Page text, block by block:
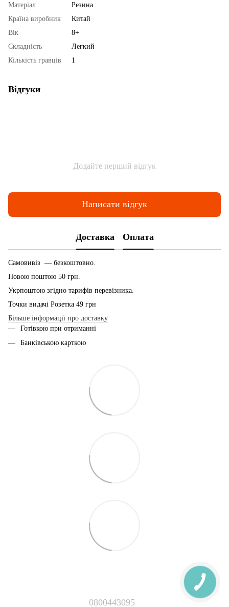
Матеріал
Резина
Країна виробник
Китай
Вік
8+
Складність
Легкий
Кількість гравців
1
Відгуки
Додайте перший відгук
Написати відгук
Доставка Оплата
Самовивіз — безкоштовно.
Новою поштою 50 грн.
Укрпоштою згідно тарифів перевізника.
Точки видачі Розетка 49 грн
Більше інформації про доставку
Готівкою при отриманні
Банківською карткою
0800443095